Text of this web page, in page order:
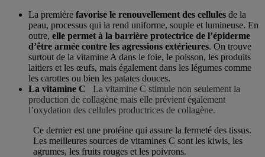
La première favorise le renouvellement des cellules de la
peau, processus qui la rend uniforme, souple et lumineuse. En
outre, elle permet à la barrière protectrice de l’épiderme
d’être armée contre les agressions extérieures. On trouve
surtout de la vitamine A dans le foie, le poisson, les produits
laitiers et les œufs, mais également dans les légumes comme
les carottes ou bien les patates douces.
La vitamine C
La vitamine C stimule non seulement la
production de collagène mais elle prévient également
l’oxydation des cellules productrices de collagène.
Ce dernier est une protéine qui assure la fermeté des tissus.
Les meilleures sources de vitamines C sont les kiwis, les
agrumes, les fruits rouges et les poivrons.